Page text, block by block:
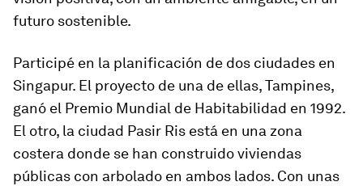
futuro sostenible.
Participé en la planificación de dos ciudades en
Singapur. El proyecto de una de ellas, Tampines,
ganó el Premio Mundial de Habitabilidad en 1992.
El otro, la ciudad Pasir Ris está en una zona
costera donde se han construido viviendas
públicas con arbolado en ambos lados. Con unas